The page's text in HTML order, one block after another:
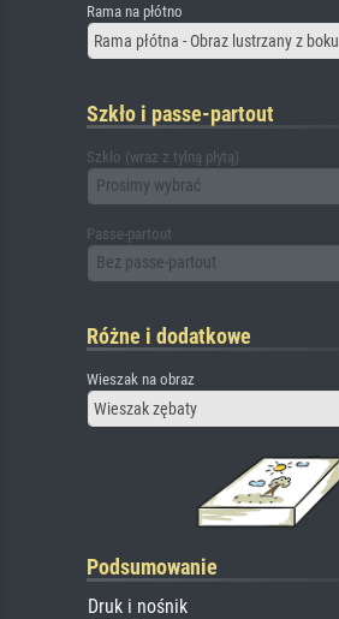
Rama na płótno
Rama płótna - Obraz lustrzany z boku
Szkło i passe-partout
Szkło (wraz z tylną płytą)
Prosimy wybrać
Passe-partout
Bez passe-partout
Różne i dodatkowe
Wieszak na obraz
Wieszak zębaty
Podsumowanie
Druk i nośnik